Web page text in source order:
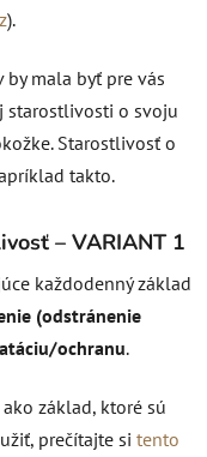
).
mala byť pre vás
starostlivosti o svoju
Starostlivosť o
takto.
– VARIANT 1
každodenný základ
(odstránenie
ochranu.
základ, ktoré sú
prečítajte si tento